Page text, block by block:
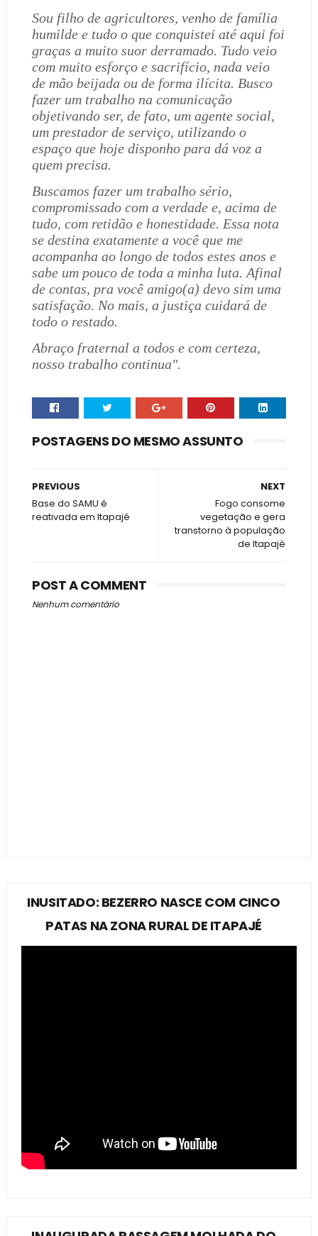
Sou filho de agricultores, venho de família
humilde e tudo o que conquistei até aqui foi
graças a muito suor derramado. Tudo veio
com muito esforço e sacrifício, nada veio
de mão beijada ou de forma ilícita. Busco
fazer um trabalho na comunicação
objetivando ser, de fato, um agente social,
um prestador de serviço, utilizando o
espaço que hoje disponho para dá voz a
quem precisa.
Buscamos fazer um trabalho sério,
compromissado com a verdade e, acima de
tudo, com retidão e honestidade. Essa nota
se destina exatamente a você que me
acompanha ao longo de todos estes anos e
sabe um pouco de toda a minha luta. Afinal
de contas, pra você amigo(a) devo sim uma
satisfação. No mais, a justiça cuidará de
todo o restado.
Abraço fraternal a todos e com certeza,
nosso trabalho continua".
POSTAGENS DO MESMO ASSUNTO
NEXT
Fogo consome
vegetação e gera
transtorno à população
de Itapajé
PREVIOUS
Base do SAMU é
reativada em Itapajé
POST A COMMENT
Nenhum comentário
INUSITADO: BEZERRO NASCE COM CINCO
PATAS NA ZONA RURAL DE ITAPAJÉ